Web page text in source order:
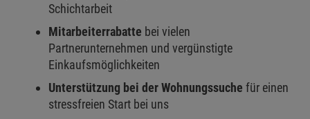
Schichtarbeit
Mitarbeiterrabatte bei vielen
Partnerunternehmen und vergünstigte
Einkaufsmöglichkeiten
Unterstützung bei der Wohnungssuche für einen
stressfreien Start bei uns